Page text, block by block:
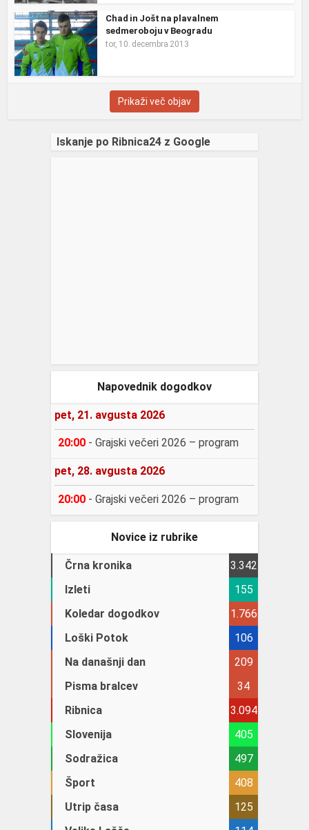
Chad in Jošt na plavalnem
sedmeroboju v Beogradu
tor, 10. decembra 2013
Prikaži več objav
Iskanje po Ribnica24 z Google
Napovednik dogodkov
pet, 21. avgusta 2026
20:00 - Grajski večeri 2026 – program
pet, 28. avgusta 2026
20:00 - Grajski večeri 2026 – program
Novice iz rubrike
Črna kronika
3.342
Izleti
155
Koledar dogodkov
1.766
Loški Potok
106
Na današnji dan
209
Pisma bralcev
34
Ribnica
3.094
Slovenija
405
Sodražica
497
Šport
408
Utrip časa
125